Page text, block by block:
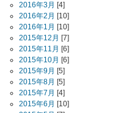
2016年3月 [4]
2016年2月 [10]
2016年1月 [10]
2015年12月 [7]
2015年11月 [6]
2015年10月 [6]
2015年9月 [5]
2015年8月 [5]
2015年7月 [4]
2015年6月 [10]